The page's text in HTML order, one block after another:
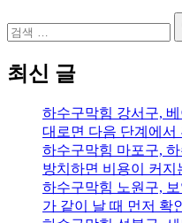
최신 글
하수구막힘 강서구,
대로면 다음 단계에서
하수구막힘 마포구,
방치하면 비용이 커지
하수구막힘 노원구,
가 같이 날 때 먼저 확